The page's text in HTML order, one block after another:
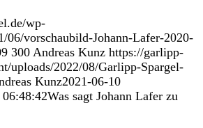
wp-
06/vorschaubild-Johann-Lafer-2020-
300 Andreas Kunz https://garlipp-
uploads/2022/08/Garlipp-Spargel-
Kunz2021-06-10
Was sagt Johann Lafer zu